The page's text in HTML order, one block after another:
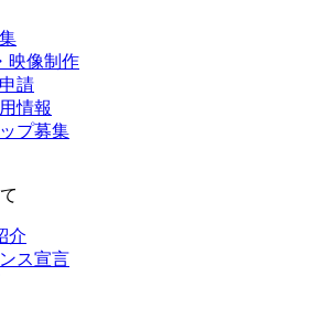
映像制作
請
情報
プ募集
介
ス宣言